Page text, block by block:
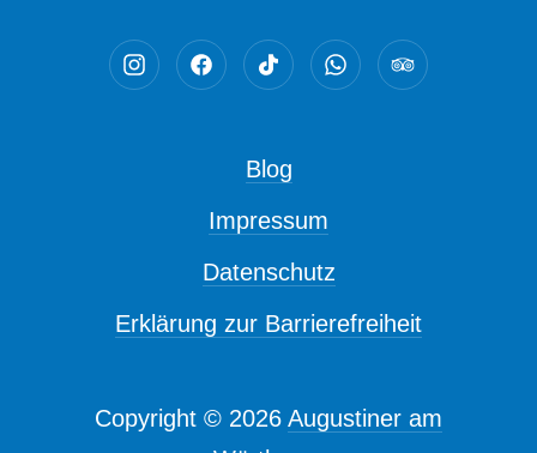
Neues Fenster
Neues Fenster
Neues Fenster
Neues Fenster
Neues
Blog
Impressum
Datenschutz
Erklärung zur Barrierefreiheit
Copyright © 2026 Augustiner am